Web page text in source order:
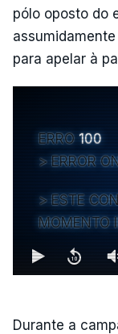
pólo oposto do
para apelar à
ERRO 100
ERROR
ESTE
MOMENTO
Durante a